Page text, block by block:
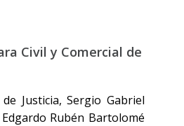
Civil y Comercial de
Justicia, Sergio Gabriel
Rubén Bartolomé